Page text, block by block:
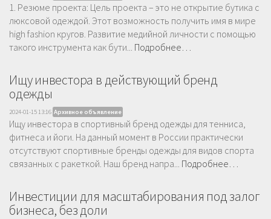
1. Резюме проекта: Цель проекта – это не открытие бутика с
люксовой одеждой. Этот возможность получить имя в мире
high fashion кругов. Развитие медийной личности с помощью
такого инструмента как бути... Подробнее…
Ищу инвестора в действующий бренд
одежды
2024-01-15 13:16 Архивное объявление
Ищу инвестора в спортивный бренд одежды для тенниса,
фитнеса и йоги. На данный момент в России практически
отсутствуют спортивные бренды одежды для видов спорта
связанных с ракеткой. Наш бренд напра... Подробнее…
Инвестиции для масштабирования под залог
бизнеса, без доли